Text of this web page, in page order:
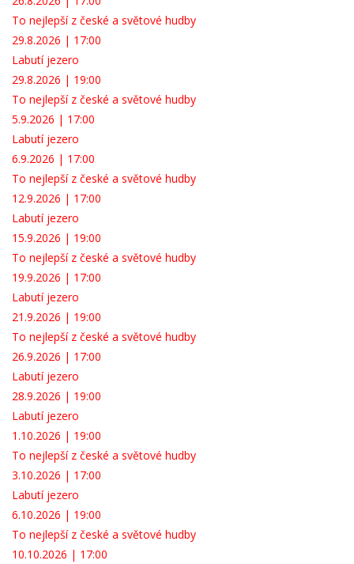
To nejlepší z české a světové hudby
29.8.2026 | 17:00
Labutí jezero
29.8.2026 | 19:00
To nejlepší z české a světové hudby
5.9.2026 | 17:00
Labutí jezero
6.9.2026 | 17:00
To nejlepší z české a světové hudby
12.9.2026 | 17:00
Labutí jezero
15.9.2026 | 19:00
To nejlepší z české a světové hudby
19.9.2026 | 17:00
Labutí jezero
21.9.2026 | 19:00
To nejlepší z české a světové hudby
26.9.2026 | 17:00
Labutí jezero
28.9.2026 | 19:00
Labutí jezero
1.10.2026 | 19:00
To nejlepší z české a světové hudby
3.10.2026 | 17:00
Labutí jezero
6.10.2026 | 19:00
To nejlepší z české a světové hudby
10.10.2026 | 17:00